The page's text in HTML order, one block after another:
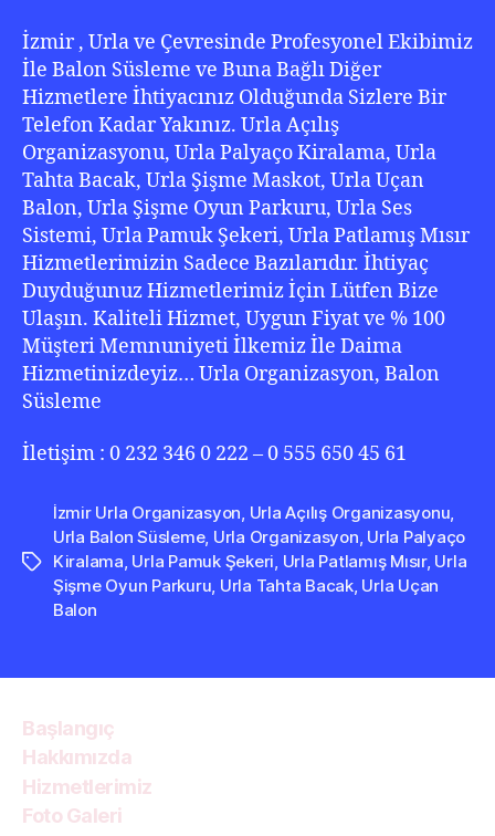
İzmir , Urla ve Çevresinde Profesyonel Ekibimiz
İle Balon Süsleme ve Buna Bağlı Diğer
Hizmetlere İhtiyacınız Olduğunda Sizlere Bir
Telefon Kadar Yakınız. Urla Açılış
Organizasyonu, Urla Palyaço Kiralama, Urla
Tahta Bacak, Urla Şişme Maskot, Urla Uçan
Balon, Urla Şişme Oyun Parkuru, Urla Ses
Sistemi, Urla Pamuk Şekeri, Urla Patlamış Mısır
Hizmetlerimizin Sadece Bazılarıdır. İhtiyaç
Duyduğunuz Hizmetlerimiz İçin Lütfen Bize
Ulaşın. Kaliteli Hizmet, Uygun Fiyat ve % 100
Müşteri Memnuniyeti İlkemiz İle Daima
Hizmetinizdeyiz… Urla Organizasyon, Balon
Süsleme
İletişim : 0 232 346 0 222 – 0 555 650 45 61
Etiketler
İzmir Urla Organizasyon, Urla Açılış Organizasyonu,
Urla Balon Süsleme, Urla Organizasyon, Urla Palyaço
Kiralama, Urla Pamuk Şekeri, Urla Patlamış Mısır, Urla
Şişme Oyun Parkuru, Urla Tahta Bacak, Urla Uçan
Balon
Başlangıç
Hakkımızda
Hizmetlerimiz
Foto Galeri